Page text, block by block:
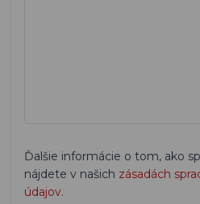
Ďalšie informácie o tom, ako
nájdete v našich zásadách
údajov.